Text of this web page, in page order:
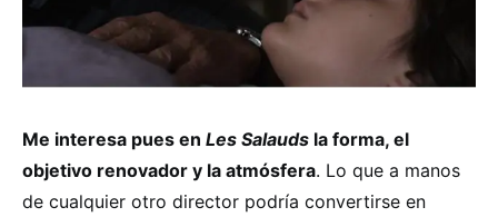
Me interesa pues en Les Salauds la forma, el
objetivo renovador y la atmósfera. Lo que a manos
de cualquier otro director podría convertirse en